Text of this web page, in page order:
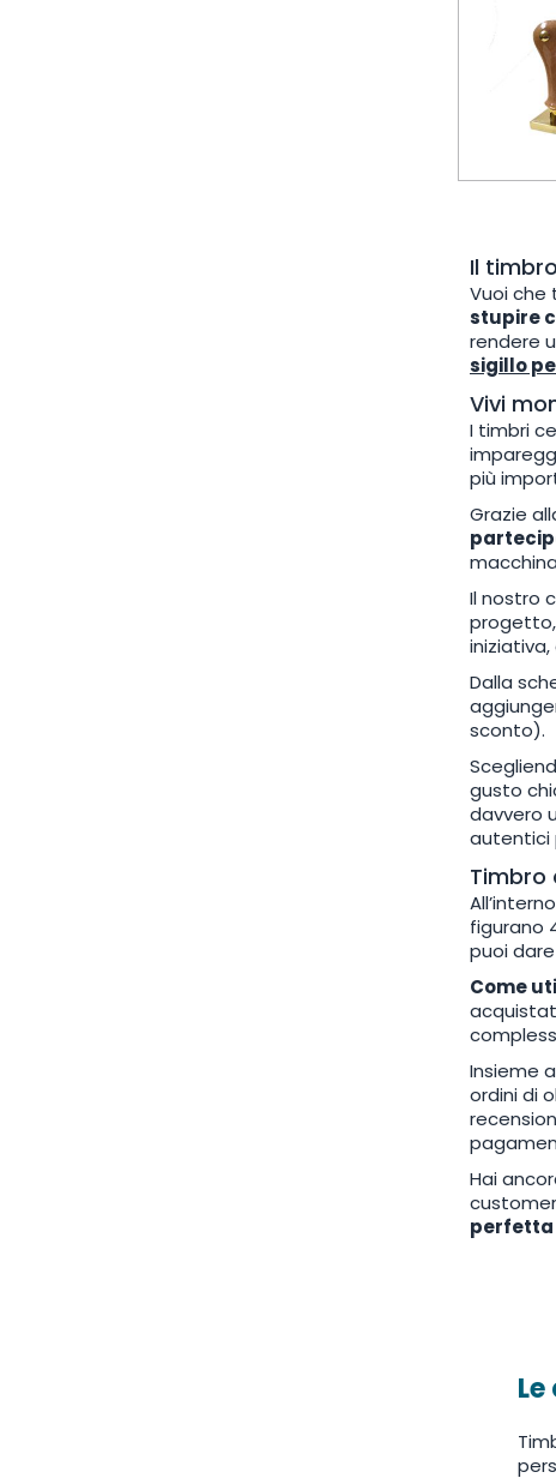
Il
Vuoi che
stupire
rendere
sigillo
Vivi
I timbri
più
Grazie
Il nostro
iniziativa,
Dalla
sconto).
gusto
davvero
autentici
Timbro
figurano
puoi
Come
Insieme
ordini di
Hai
perfetta